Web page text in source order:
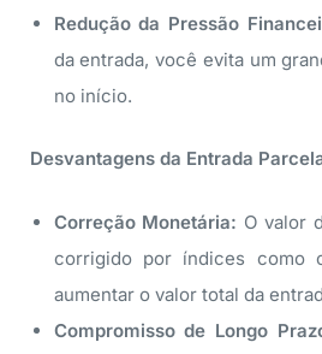
Redução da Pressão
da entrada, você evita um
no início.
Desvantagens da Entrada
Correção Monetária: O valor
corrigido por índices como
aumentar o valor total da
Compromisso de Longo